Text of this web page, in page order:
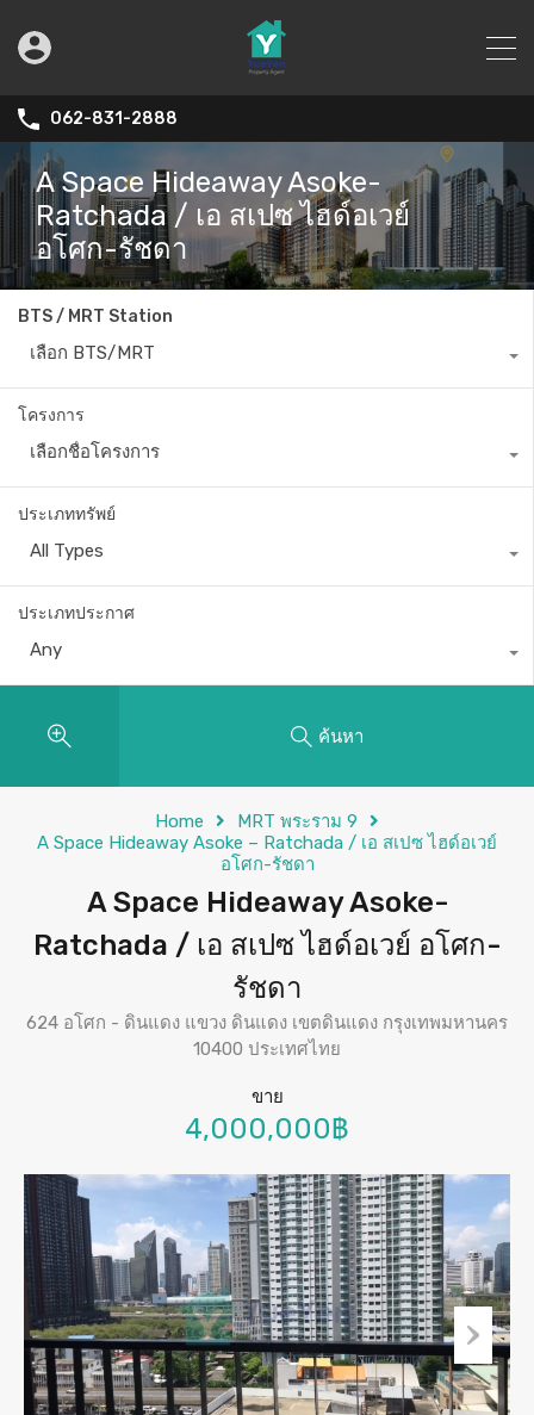
062-831-2888
A Space Hideaway Asoke-
Ratchada / เอ สเปซ ไฮด์อเวย์
อโศก-รัชดา
BTS / MRT Station
เลือก BTS/MRT
โครงการ
เลือกชื่อโครงการ
ประเภททรัพย์
All Types
ประเภทประกาศ
Any
ค้นหา
Home
MRT พระราม 9
A Space Hideaway Asoke – Ratchada / เอ สเปซ ไฮด์อเวย์
อโศก-รัชดา
A Space Hideaway Asoke-
Ratchada / เอ สเปซ ไฮด์อเวย์ อโศก-
รัชดา
624 อโศก - ดินแดง แขวง ดินแดง เขตดินแดง กรุงเทพมหานคร
10400 ประเทศไทย
ขาย
4,000,000฿